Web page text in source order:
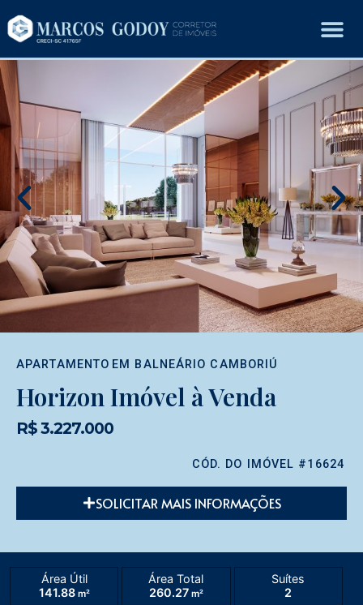
APARTAMENTO EM BALNEÁRIO CAMBORIÚ
Horizon Imóvel à Venda
R$ 3.227.000
CÓD. DO IMÓVEL #16624
SOLICITAR MAIS INFORMAÇÕES
Área Útil
141.88m²
Área Total
260.27m²
Suítes
2